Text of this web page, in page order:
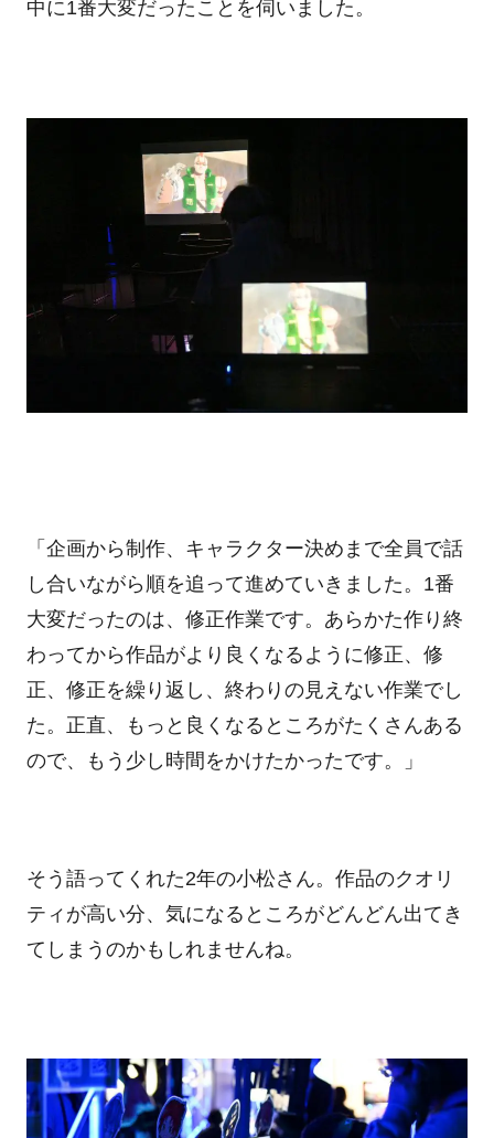
中に1番大変だったことを伺いました。
「企画から制作、キャラクター決めまで全員で話
し合いながら順を追って進めていきました。1番
大変だったのは、修正作業です。あらかた作り終
わってから作品がより良くなるように修正、修
正、修正を繰り返し、終わりの見えない作業でし
た。正直、もっと良くなるところがたくさんある
ので、もう少し時間をかけたかったです。」
そう語ってくれた2年の小松さん。作品のクオリ
ティが高い分、気になるところがどんどん出てき
てしまうのかもしれませんね。